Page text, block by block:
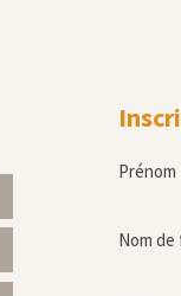
Prénom
Nom de